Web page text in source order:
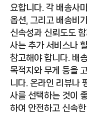
요합니다. 각 배송사
옵션, 그리고 배송비
신속성과 신뢰도도
사는 추가 서비스나
참고해야 합니다. 배
목적지와 무게 등을
니다. 온라인 리뷰나
사를 선택하는 것이
하여 안전하고 신속